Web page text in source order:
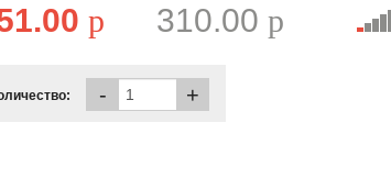
p 310.00p
- +